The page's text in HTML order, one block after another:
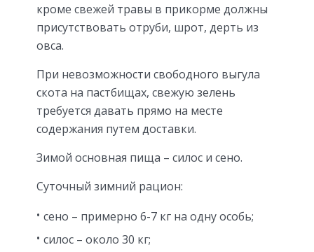
кроме свежей травы в прикорме должны
присутствовать отруби, шрот, дерть из
овса.
При невозможности свободного выгула
скота на пастбищах, свежую зелень
требуется давать прямо на месте
содержания путем доставки.
Зимой основная пища – силос и сено.
Суточный зимний рацион:
сено – примерно 6-7 кг на одну особь;
силос – около 30 кг;